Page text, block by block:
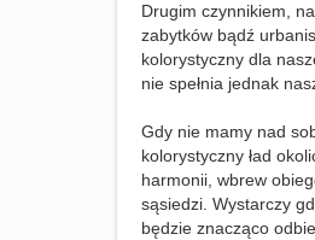
Drugim czynnikiem,
zabytków bądź
kolorystyczny dla
nie spełnia jednak
Gdy nie mamy nad
kolorystyczny ład
harmonii, wbrew
sąsiedzi. Wystarczy
będzie znacząco